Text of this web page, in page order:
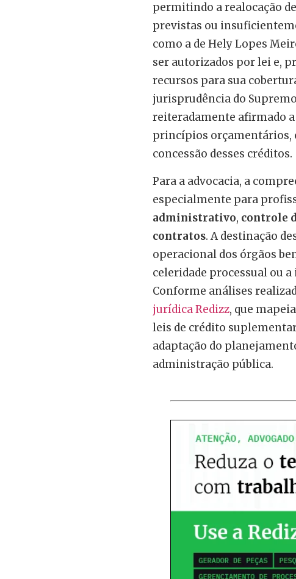
permitindo a realocação
previstas ou
como a de Hely Lopes
ser autorizados por lei e,
recursos para sua
jurisprudência do
reiteradamente afirmado a
princípios orçamentários,
concessão desses créditos.
Para a advocacia, a
especialmente para
administrativo, controle
contratos. A destinação
operacional dos órgãos
celeridade processual ou
Conforme análises
jurídica Redizz, que
leis de crédito
adaptação do
administração pública.